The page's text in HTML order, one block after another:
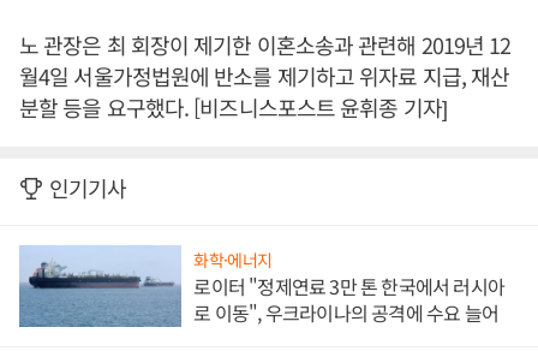
노 관장은 최 회장이 제기한 이혼소송과 관련해 2019년 12
월4일 서울가정법원에 반소를 제기하고 위자료 지급, 재산
분할 등을 요구했다. [비즈니스포스트 윤휘종 기자]
인기기사
화학·에너지
로이터 "정제연료 3만 톤 한국에서 러시아
로 이동", 우크라이나의 공격에 수요 늘어